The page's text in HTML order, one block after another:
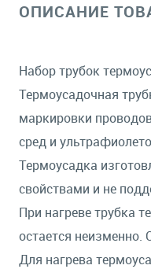
ОПИСАНИЕ
Набор трубок
Термоусадочная
маркировки
сред и
Термоусадка
свойствами и не
При нагреве трубка
остается неизменно.
Для нагрева